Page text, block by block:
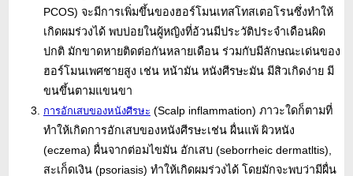
PCOS) จะมีการเพิ่มขึ้นของฮอร์โมนเทสโทสเตอโรนซึ่งทำให้
เกิดผมร่วงได้ พบบ่อยในผู้หญิงที่อ้วนมีประวัติประจำเดือนผิด
ปกติ มักขาดหายติดต่อกันหลายเดือน ร่วมกับมีลักษณะเด่นของ
ฮอร์โมนเพศชายสูง เช่น หน้ามัน หนังศีรษะมัน มีสิวเกิดง่าย มี
ขนขึ้นตามแขนขา
การอักเสบของหนังศีรษะ (Scalp inflammation) ภาวะใดก็ตามที่
ทำให้เกิดการอักเสบของหนังศีรษะเช่น ผื่นแพ้ ผิวหนัง
(eczema) ผื่นจากต่อมไขมัน อักเสบ (seborrheic dermatltis),
สะเก็ดเงิน (psoriasis) ทำให้เกิดผมร่วงได้ โดยมักจะพบว่ามีผื่น